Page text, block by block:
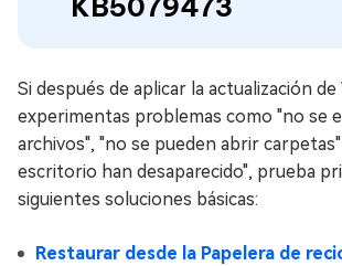
KB5079473
Si después de aplicar la actualización
experimentas problemas como "no se
archivos", "no se pueden abrir
escritorio han desaparecido", prueba
siguientes soluciones básicas:
Restaurar desde la Papelera de